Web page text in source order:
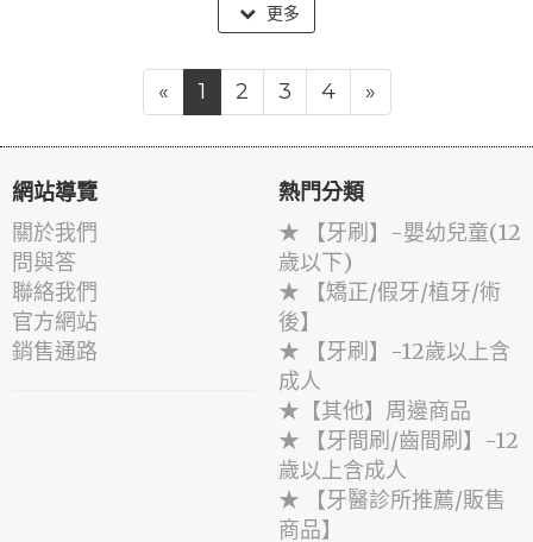
更多
« 1 2 3 4 »
網站導覽
關於我們
問與答
聯絡我們
官方網站
銷售通路
熱門分類
★ 【牙刷】-嬰幼兒童(12
歲以下)
★ 【矯正/假牙/植牙/術
後】
★ 【牙刷】-12歲以上含
成人
★【其他】周邊商品
★ 【牙間刷/齒間刷】-12
歲以上含成人
★ 【牙醫診所推薦/販售
商品】